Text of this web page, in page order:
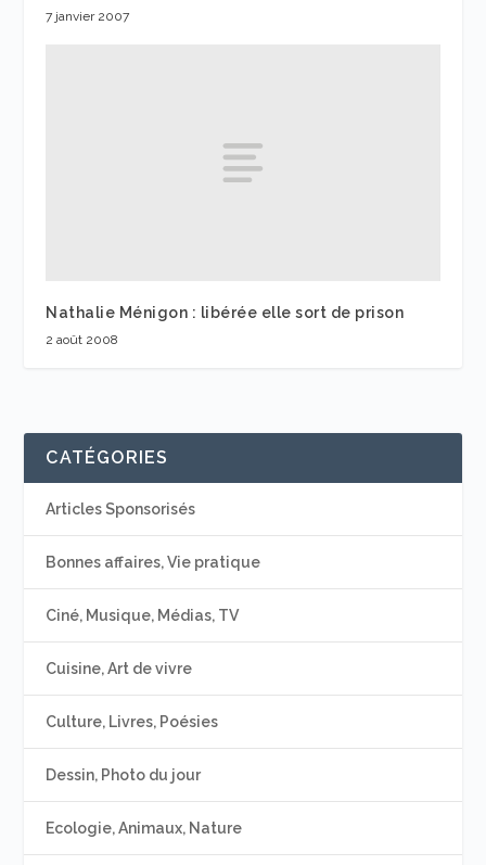
7 janvier 2007
Nathalie Ménigon : libérée elle sort de prison
2 août 2008
CATÉGORIES
Articles Sponsorisés
Bonnes affaires, Vie pratique
Ciné, Musique, Médias, TV
Cuisine, Art de vivre
Culture, Livres, Poésies
Dessin, Photo du jour
Ecologie, Animaux, Nature